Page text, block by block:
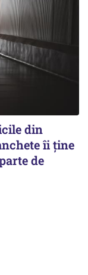
din
îi ține
de